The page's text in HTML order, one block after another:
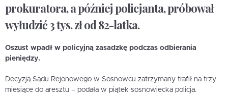
prokuratora, a później policjanta, próbował
wyłudzić 3 tys. zł od 82-latka.
Oszust wpadł w policyjną zasadzkę podczas odbierania
pieniędzy.
Decyzją Sądu Rejonowego w Sosnowcu zatrzymany trafił na trzy
miesiące do aresztu – podała w piątek sosnowiecka policja.